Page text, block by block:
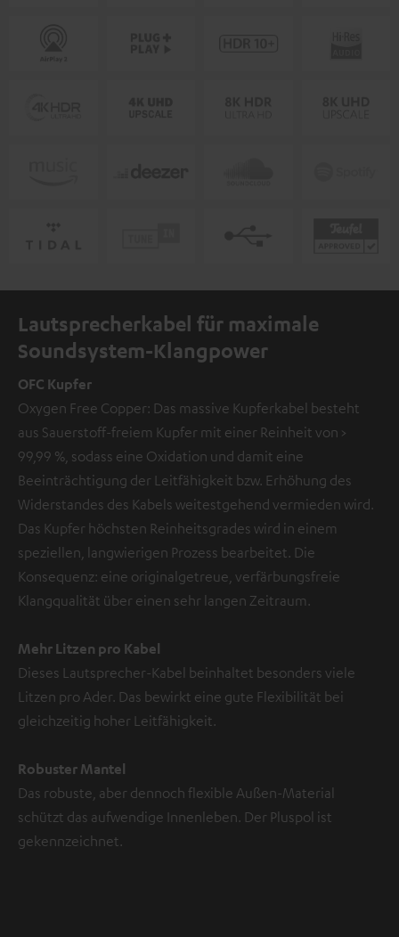
Lautsprecherkabel für maximale
Soundsystem-Klangpower
OFC Kupfer
Oxygen Free Copper: Das massive Kupferkabel besteht
aus Sauerstoff-freiem Kupfer mit einer Reinheit von >
99,99 %, sodass eine Oxidation und damit eine
Beeinträchtigung der Leitfähigkeit bzw. Erhöhung des
Widerstandes des Kabels weitestgehend vermieden wird.
Das Kupfer höchsten Reinheitsgrades wird in einem
speziellen, langwierigen Prozess bearbeitet. Die
Konsequenz: eine originalgetreue, verfärbungsfreie
Klangqualität über einen sehr langen Zeitraum.
Mehr Litzen pro Kabel
Dieses Lautsprecher-Kabel beinhaltet besonders viele
Litzen pro Ader. Das bewirkt eine gute Flexibilität bei
gleichzeitig hoher Leitfähigkeit.
Robuster Mantel
Das robuste, aber dennoch flexible Außen-Material
schützt das aufwendige Innenleben. Der Pluspol ist
gekennzeichnet.